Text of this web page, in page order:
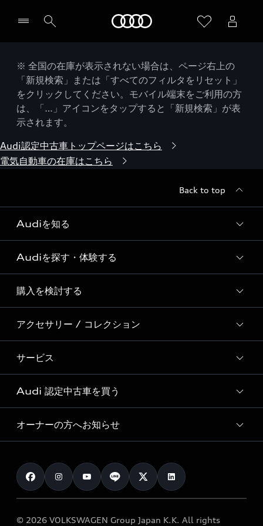
※ 全国の在庫が表示されない場合は、ページ右上の
「新規検索」または「すべてのフィルタをリセット」
をクリックしてください。モバイル端末をご利用の方
は、「…」アイコンをタップすると「新規検索」が表
示されます。
Audi認定中古車トップページはこちら
電気自動車の在庫はこちら
Back to top
Audiを知る
Audi ブランド
Story of Progress
Audi Sport
Formula 1®
デジタルサービス
Audiを探す・体験する
ディーラー検索
新車在庫検索
試乗車・展示車検索
見積り依頼
試乗予約
購入を検討する
モデル一覧
特別仕様モデル / 限定モデル
e-tronラインアップ
価格シミュレーション
車両比較
カタログ一覧
アクセサリー / コレクション
純正アクセサリー
オンラインショップ
Audi collection
アウディナビアプリ
サービス
サービス入庫予約
サービスプログラム
メンテナンス
車検 / 定期点検
e-tronアフターサポート
Audi 認定中古車を買う
Audi認定中古車
クオリティ
保証
メンテナンス
オーナーの方へお知らせ
お知らせ
オーナー様向けキャンペーン
© 2026 VOLKSWAGEN Group Japan K.K. All rights